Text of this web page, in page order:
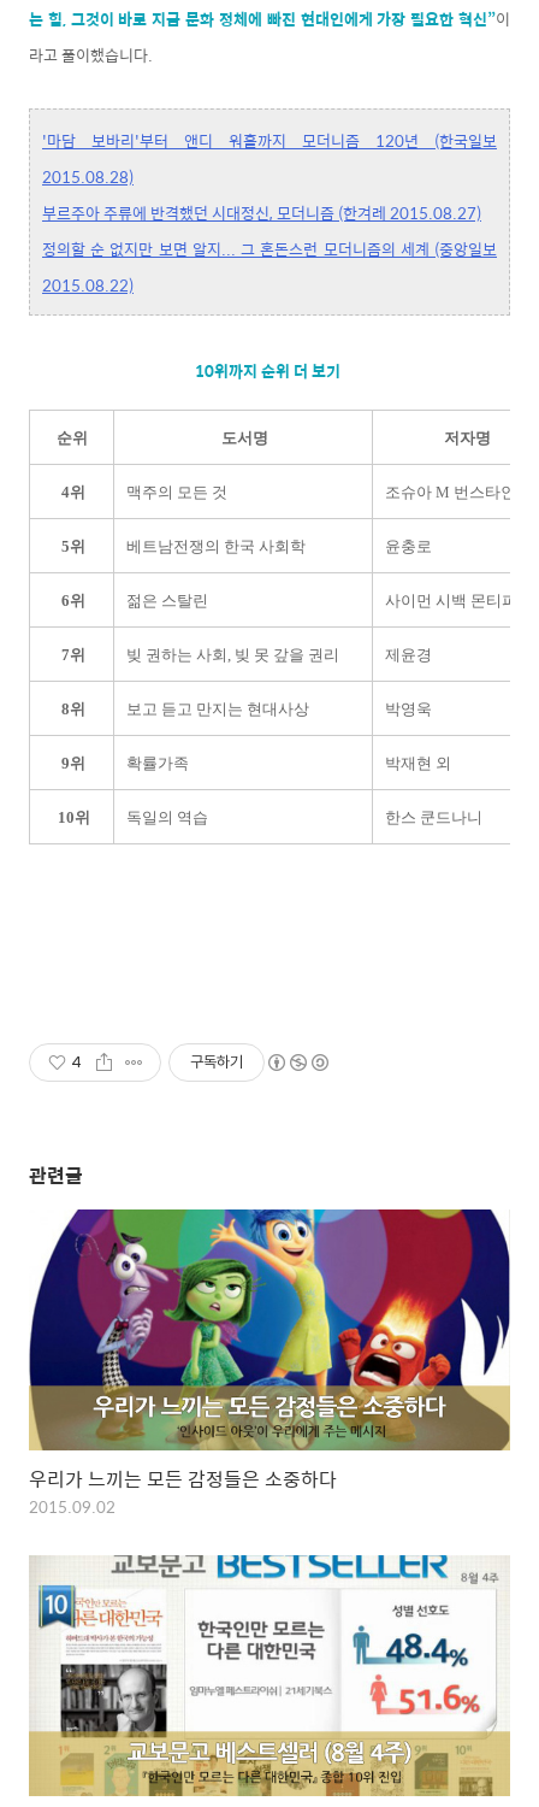
는 힘, 그것이 바로 지금 문화 정체에 빠진 현대인에게 가장 필요한 혁신”이
라고 풀이했습니다.
'마담 보바리'부터 앤디 워홀까지 모더니즘 120년 (한국일보
2015.08.28)
부르주아 주류에 반격했던 시대정신, 모더니즘 (한겨레 2015.08.27)
정의할 순 없지만 보면 알지... 그 혼돈스런 모더니즘의 세계 (중앙일보
2015.08.22)
10위까지 순위 더 보기
순위 도서명 저자명
4위 맥주의 모든 것 조슈아 M 번스타인
5위 베트남전쟁의 한국 사회학 윤충로
6위 젊은 스탈린 사이먼 시백 몬티피오
7위 빚 권하는 사회, 빚 못 갚을 권리 제윤경
8위 보고 듣고 만지는 현대사상 박영욱
9위 확률가족 박재현 외
10위 독일의 역습 한스 쿤드나니
4 구독하기
관련글
우리가 느끼는 모든 감정들은 소중하다
2015.09.02